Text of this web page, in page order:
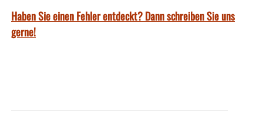
Haben Sie einen Fehler entdeckt? Dann schreiben Sie uns
gerne!